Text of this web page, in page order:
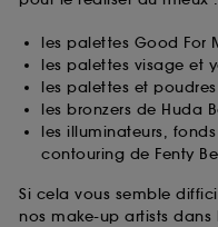
les palettes Good For
les palettes visage et
les palettes et
les bronzers de Huda
les illuminateurs,
contouring de Fenty
Si cela vous semble
nos make-up artists